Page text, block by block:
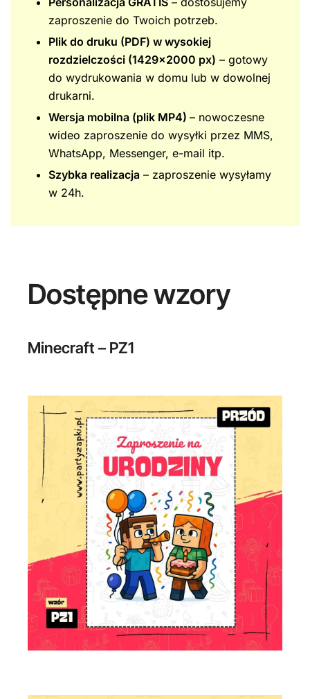
zaproszenie do Twoich potrzeb.
Plik do druku (PDF) w wysokiej
rozdzielczości (1429×2000 px) – gotowy
do wydrukowania w domu lub w dowolnej
drukarni.
Wersja mobilna (plik MP4) – nowoczesne
wideo zaproszenie do wysyłki przez MMS,
WhatsApp, Messenger, e-mail itp.
Szybka realizacja – zaproszenie wysyłamy
w 24h.
Dostępne wzory
Minecraft – PZ1